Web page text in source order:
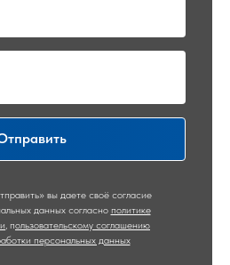
вы даете своё согласие
данных согласно политике
, пользовательскому соглашению
персональных данных